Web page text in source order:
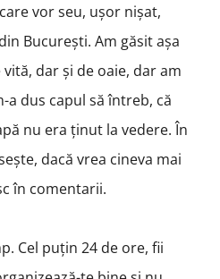
vor seu, ușor nișat,
București. Am găsit așa
dar și de oaie, dar am
a dus capul să întreb, că
nu era ținut la vedere. În
dacă vrea cineva mai
în comentarii.
Cel puțin 24 de ore, fii